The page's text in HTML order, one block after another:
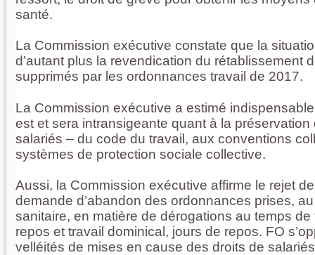
santé.
La Commission exécutive constate que la
d’autant plus la revendication du rétablissement
supprimés par les ordonnances travail de 2017.
La Commission exécutive a estimé indispensable
est et sera intransigeante quant à la préservation
salariés – du code du travail, aux conventions
systèmes de protection sociale collective.
Aussi, la Commission exécutive affirme le rejet
demande d’abandon des ordonnances prises, au
sanitaire, en matière de dérogations au temps
repos et travail dominical, jours de repos. FO
velléités de mises en cause des droits de salariés